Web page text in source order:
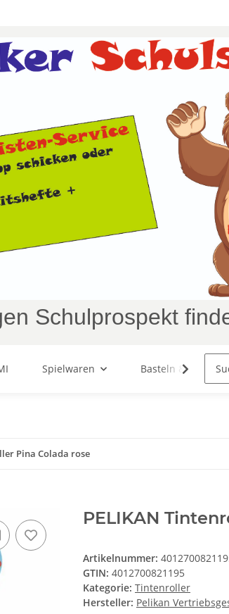
Schulprospekt
Spielwaren Basteln & Malen
Pina Colada rose
PELIKAN
Artikelnummer:
GTIN: 4012700821195
Kategorie: Tintenroller
Hersteller: Pelikan